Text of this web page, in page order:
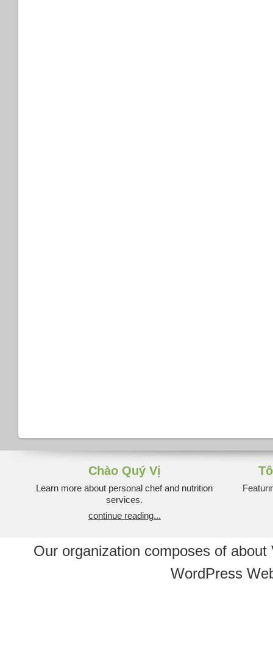
Chào Quý Vị
Learn more about personal chef and nutrition
services.
continue reading...
Our organization composes of
WordPress